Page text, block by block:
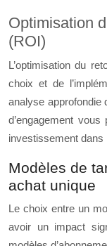
Optimisation
(ROI)
L’optimisation du
choix et de
analyse approfondie
d’engagement
investissement dans
Modèles de
achat unique
Le choix entre un
avoir un impact